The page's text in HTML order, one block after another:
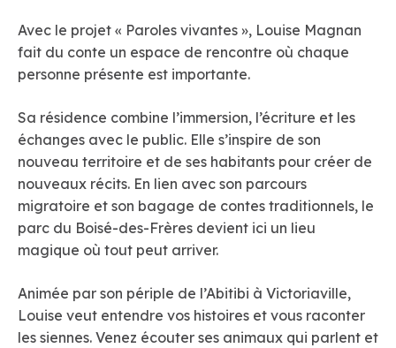
Avec le projet « Paroles vivantes », Louise Magnan
fait du conte un espace de rencontre où chaque
personne présente est importante.
Sa résidence combine l’immersion, l’écriture et les
échanges avec le public. Elle s’inspire de son
nouveau territoire et de ses habitants pour créer de
nouveaux récits. En lien avec son parcours
migratoire et son bagage de contes traditionnels, le
parc du Boisé-des-Frères devient ici un lieu
magique où tout peut arriver.
Animée par son périple de l’Abitibi à Victoriaville,
Louise veut entendre vos histoires et vous raconter
les siennes. Venez écouter ses animaux qui parlent et